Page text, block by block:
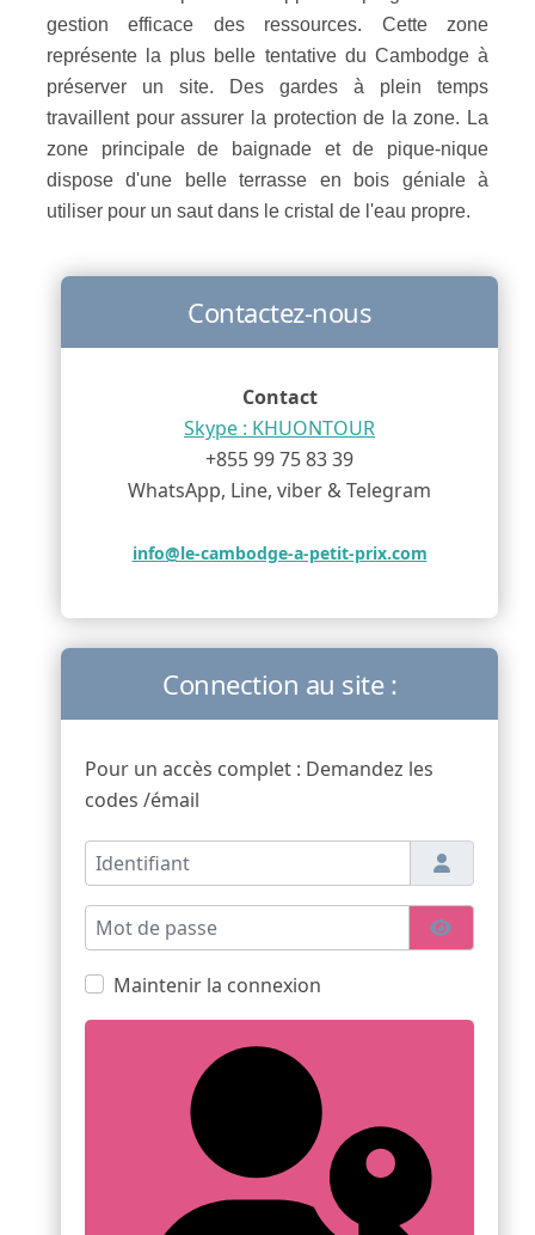
gestion efficace des ressources. Cette zone
représente la plus belle tentative du Cambodge à
préserver un site. Des gardes à plein temps
travaillent pour assurer la protection de la zone. La
zone principale de baignade et de pique-nique
dispose d'une belle terrasse en bois géniale à
utiliser pour un saut dans le cristal de l'eau propre.
Contactez-nous
Contact
Skype : KHUONTOUR
+855 99 75 83 39
WhatsApp, Line, viber & Telegram
info@le-cambodge-a-petit-prix.com
Connection au site :
Pour un accès complet : Demandez les
codes /émail
Identifiant
Mot de passe
Afficher
Maintenir la connexion